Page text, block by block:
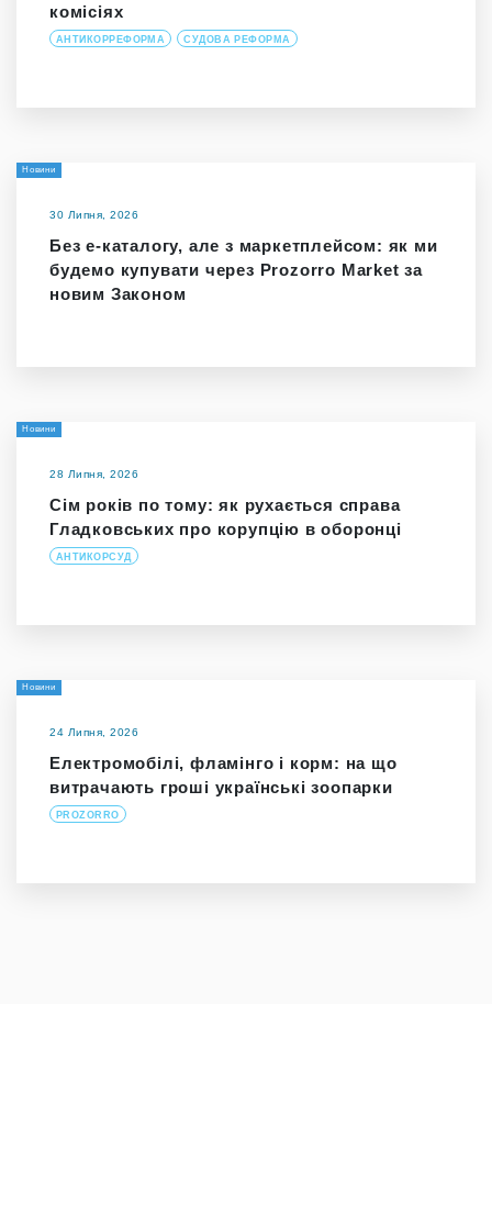
комісіях
АНТИКОРРЕФОРМА СУДОВА РЕФОРМА
Новини
30 Липня, 2026
Без е-каталогу, але з маркетплейсом: як ми
будемо купувати через Prozorro Market за
новим Законом
Новини
28 Липня, 2026
Сім років по тому: як рухається справа
Гладковських про корупцію в оборонці
АНТИКОРСУД
Новини
24 Липня, 2026
Електромобілі, фламінго і корм: на що
витрачають гроші українські зоопарки
PROZORRO